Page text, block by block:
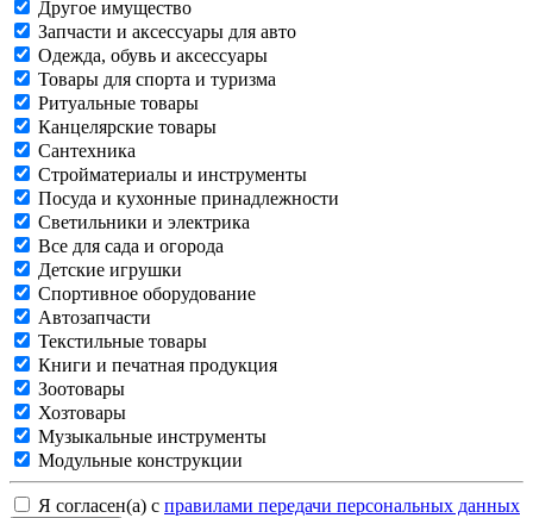
Другое имущество
Запчасти и аксессуары для авто
Одежда, обувь и аксессуары
Товары для спорта и туризма
Ритуальные товары
Канцелярские товары
Сантехника
Стройматериалы и инструменты
Посуда и кухонные принадлежности
Светильники и электрика
Все для сада и огорода
Детские игрушки
Спортивное оборудование
Автозапчасти
Текстильные товары
Книги и печатная продукция
Зоотовары
Хозтовары
Музыкальные инструменты
Модульные конструкции
Я согласен(а) с правилами передачи персональных данных